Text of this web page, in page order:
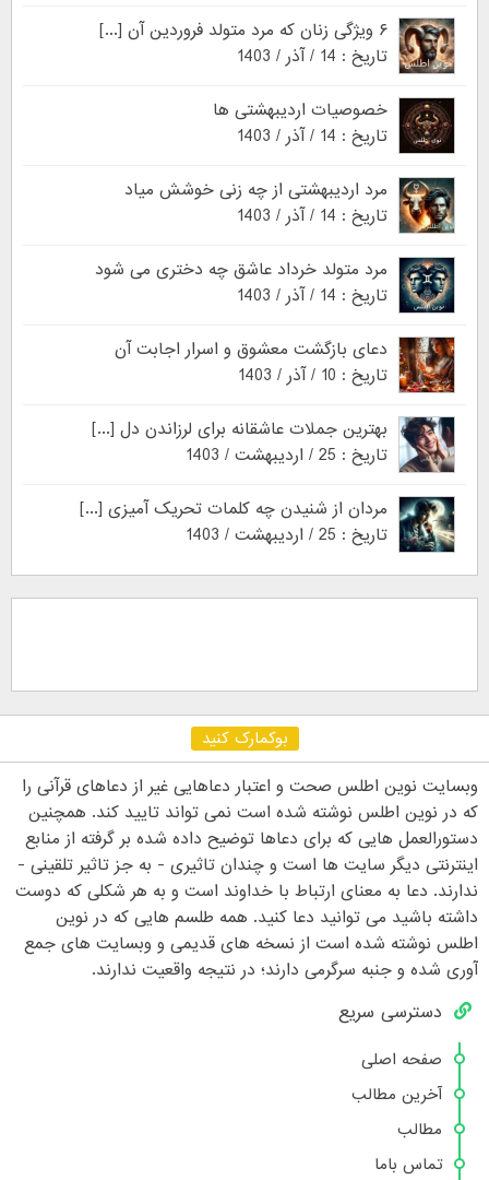
۶ ویژگی زنان که مرد متولد فروردین آن [...]
تاریخ : 14 / آذر / 1403
خصوصیات اردیبهشتی ها
تاریخ : 14 / آذر / 1403
مرد اردیبهشتی از چه زنی خوشش میاد
تاریخ : 14 / آذر / 1403
مرد متولد خرداد عاشق چه دختری می شود
تاریخ : 14 / آذر / 1403
دعای بازگشت معشوق و اسرار اجابت آن
تاریخ : 10 / آذر / 1403
بهترین جملات عاشقانه برای لرزاندن دل [...]
تاریخ : 25 / اردیبهشت / 1403
مردان از شنیدن چه کلمات تحریک آمیزی [...]
تاریخ : 25 / اردیبهشت / 1403
بوکمارک کنید
وبسایت نوین اطلس صحت و اعتبار دعاهایی غیر از دعاهای قرآنی را
که در نوین اطلس نوشته شده است نمی تواند تایید کند. همچنین
دستورالعمل هایی که برای دعاها توضیح داده شده بر گرفته از منابع
اینترنتی دیگر سایت ها است و چندان تاثیری - به جز تاثیر تلقینی -
ندارند. دعا به معنای ارتباط با خداوند است و به هر شکلی که دوست
داشته باشید می توانید دعا کنید. همه طلسم هایی که در نوین
اطلس نوشته شده است از نسخه های قدیمی و وبسایت های جمع
آوری شده و جنبه سرگرمی دارند؛ در نتیجه واقعیت ندارند.
دسترسی سریع
صفحه اصلی
آخرین مطالب
مطالب
تماس باما